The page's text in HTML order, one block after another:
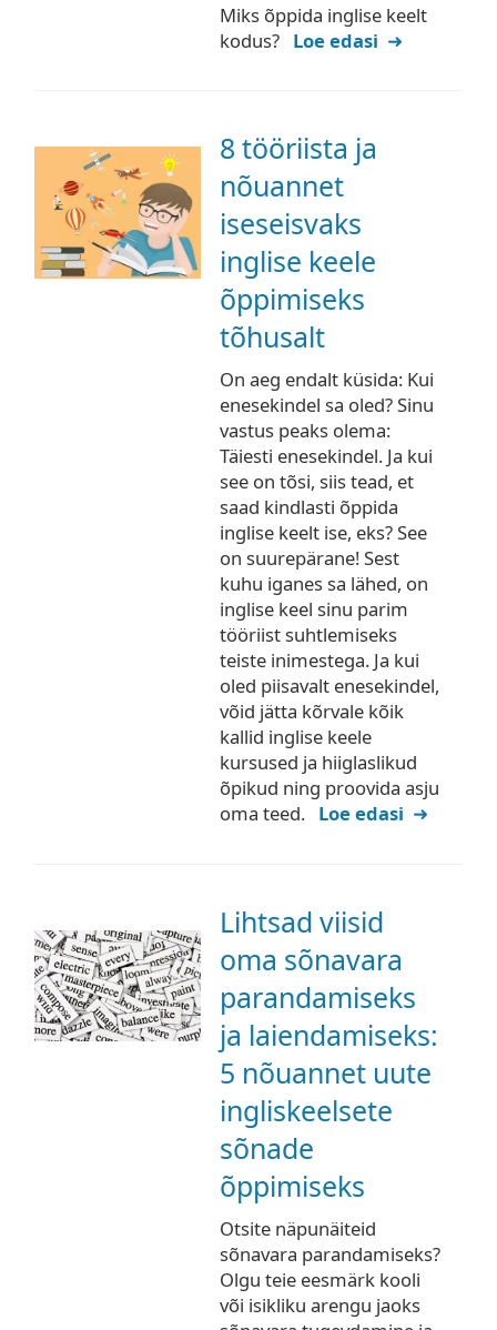
Miks õppida inglise keelt
kodus? Loe edasi
8 tööriista ja
nõuannet
iseseisvaks
inglise keele
õppimiseks
tõhusalt
On aeg endalt küsida: Kui
enesekindel sa oled? Sinu
vastus peaks olema:
Täiesti enesekindel. Ja kui
see on tõsi, siis tead, et
saad kindlasti õppida
inglise keelt ise, eks? See
on suurepärane! Sest
kuhu iganes sa lähed, on
inglise keel sinu parim
tööriist suhtlemiseks
teiste inimestega. Ja kui
oled piisavalt enesekindel,
võid jätta kõrvale kõik
kallid inglise keele
kursused ja hiiglaslikud
õpikud ning proovida asju
oma teed. Loe edasi
Lihtsad viisid
oma sõnavara
parandamiseks
ja laiendamiseks:
5 nõuannet uute
ingliskeelsete
sõnade
õppimiseks
Otsite näpunäiteid
sõnavara parandamiseks?
Olgu teie eesmärk kooli
või isikliku arengu jaoks